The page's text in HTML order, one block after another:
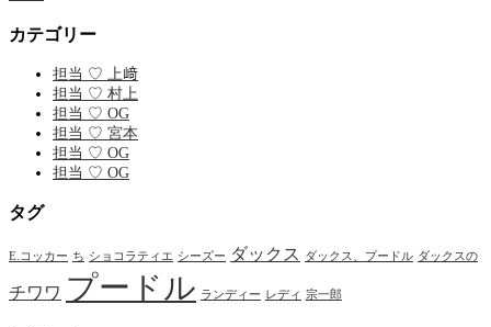
カテゴリー
担当 ♡ 上﨑
担当 ♡ 村上
担当 ♡ OG
担当 ♡ 宮本
担当 ♡ OG
担当 ♡ OG
タグ
E.コッカー ち ショコラティエ シーズー ダックス ダックス、プードル ダックスの
チワワ プードル ランディー レディ 宗一郎